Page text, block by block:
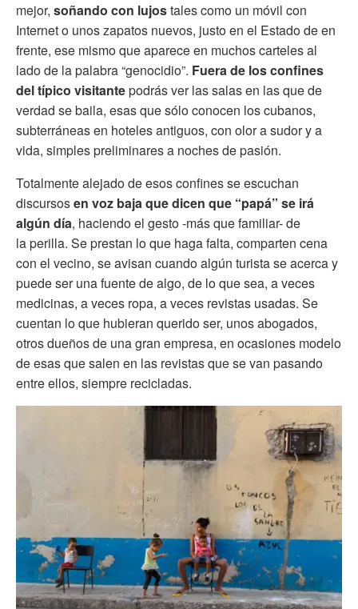
mejor, soñando con lujostales como un móvil con
Internet o unos zapatos nuevos, justo en el Estado de en
frente, ese mismo que aparece en muchos carteles al
lado de la palabra “genocidio”. Fuera de los confines
del típico visitantepodrás ver las salas en las que de
verdad se baila, esas que sólo conocen los cubanos,
subterráneas en hoteles antiguos, con olor a sudor y a
vida, simples preliminares a noches de pasión.
Totalmente alejado de esos confines se escuchan
discursosen voz baja que dicen que “papá” se irá
algún día, haciendo el gesto -más que familiar- de
la perilla. Se prestan lo que haga falta, comparten cena
con el vecino, se avisan cuando algún turista se acerca y
puede ser una fuente de algo, de lo que sea, a veces
medicinas, a veces ropa, a veces revistas usadas. Se
cuentan lo que hubieran querido ser, unos abogados,
otros dueños de una gran empresa, en ocasiones modelo
de esas que salen en las revistas que se van pasando
entre ellos, siempre recicladas.